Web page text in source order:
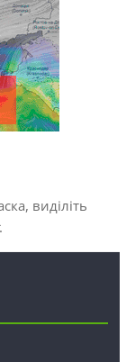
виділіть